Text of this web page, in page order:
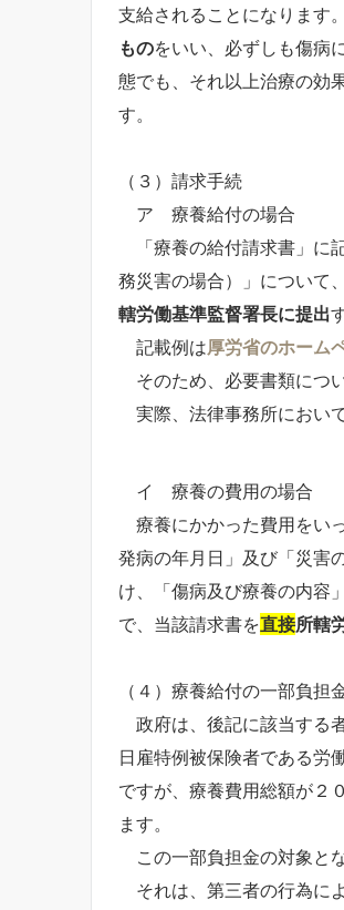
支給されることになります
ものをいい、必ずしも傷病
態でも、それ以上治療の効
す。
（３）請求手続
ア 療養給付の場合
「療養の給付請求書」に
務災害の場合）」について、
轄労働基準監督署長に提出
記載例は厚労省のホーム
そのため、必要書類につ
実際、法律事務所におい
イ 療養の費用の場合
療養にかかった費用をい
発病の年月日」及び「災害
け、「傷病及び療養の内容
で、当該請求書を直接所轄
（４）療養給付の一部負担
政府は、後記に該当する
日雇特例被保険者である労
ですが、療養費用総額が２
ます。
この一部負担金の対象と
それは、第三者の行為に